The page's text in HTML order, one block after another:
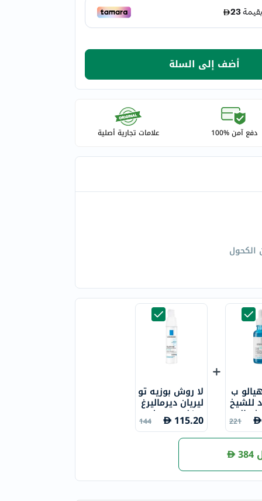
أضف إلى السلة
دفع آمن %100 علامات تجارية أصلية
ب
للشيخ
الهي
لاروش
221
لا روش بوزيه تو
ليريان ديرماليرغ
و فلويد مرطب
وجه للبشرة الح
ساسة 40 مل
115.20
144
384